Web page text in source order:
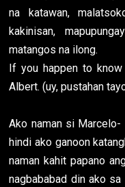
na katawan,
kakinisan,
matangos na ilong.
If you happen to
Albert. (uy, pustahan
Ako naman si Marcelo-
hindi ako ganoon
naman kahit papano
nagbababad din ako